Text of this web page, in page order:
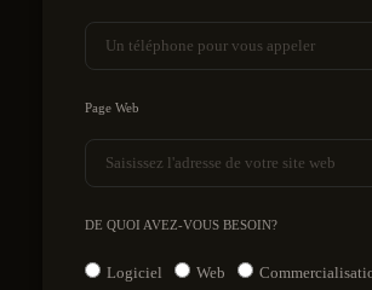
Page Web
DE QUOI AVEZ-VOUS BESOIN?
Logiciel Web